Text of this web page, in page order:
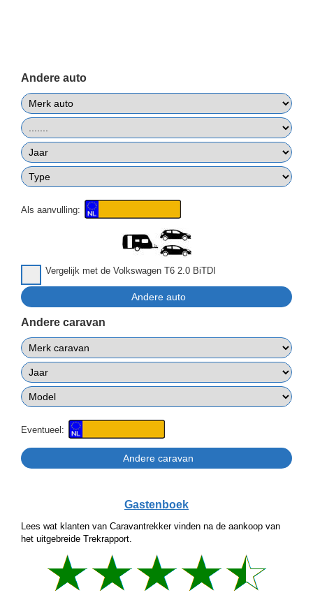
Andere auto
Als aanvulling:
Vergelijk met de Volkswagen T6 2.0 BiTDI
Andere caravan
Eventueel:
Gastenboek
Lees wat klanten van Caravantrekker vinden na de aankoop van
het uitgebreide Trekrapport.